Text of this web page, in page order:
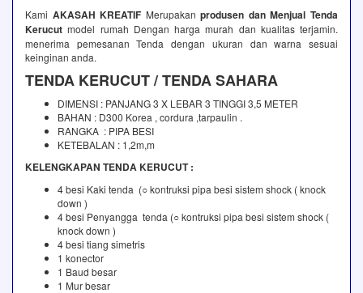
Kami AKASAH KREATIF Merupakanprodusen dan Menjual Tenda
Kerucut model rumah Dengan harga murah dan kualitas terjamin.
menerima pemesanan Tenda dengan ukuran dan warna sesuai
keinginan anda.
TENDA KERUCUT / TENDA SAHARA
DIMENSI : PANJANG 3 X LEBAR 3 TINGGI 3,5 METER
BAHAN : D300 Korea , cordura ,tarpaulin .
RANGKA : PIPA BESI
KETEBALAN : 1,2m,m
KELENGKAPAN TENDA KERUCUT :
4 besi Kaki tenda (○ kontruksi pipa besi sistem shock ( knock
down )
4 besi Penyangga tenda (○ kontruksi pipa besi sistem shock (
knock down )
4 besi tiang simetris
1 konector
1 Baud besar
1 Mur besar